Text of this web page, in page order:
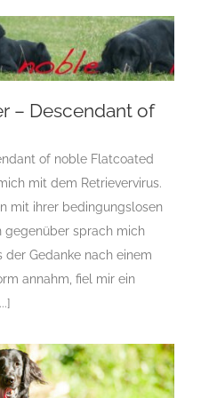
Descendant of noble
1
Gruppe 8-Sektion 1
Retriever Rassehunde
bis Z Rassehundezüchter
– Descendant of
of noble Flatcoated
mit dem Retrievervirus.
mit ihrer bedingungslosen
gegenüber sprach mich
der Gedanke nach einem
annahm, fiel mir ein